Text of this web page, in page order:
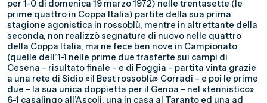
per 1-0 di domenica 19 marzo 1972) nelle trentasette (le
prime quattro in Coppa Italia) partite della sua prima
stagione agonistica in rossoblù, mentre in altrettante della
seconda, non realizzò segnature di nuovo nelle quattro
della Coppa Italia, ma ne fece ben nove in Campionato
(quelle dell’1-1 nelle prime due trasferte sui campi di
Cesena – risultato finale – e di Foggia – partita vinta grazie
a una rete di Sidio «il Best rossoblù» Corradi – e poi le prime
due – la sua unica doppietta per il Genoa – nel «tennistico»
6-1 casalingo all’Ascoli, una in casa al Taranto ed una ad